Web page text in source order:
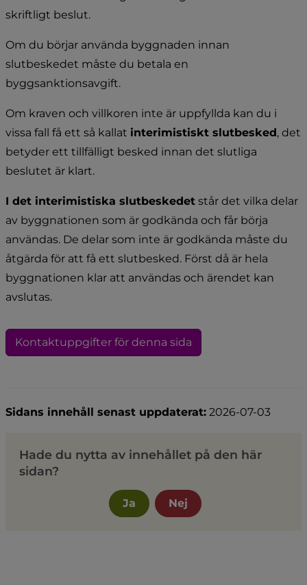
skriftligt beslut.
Om du börjar använda byggnaden innan
slutbeskedet måste du betala en
byggsanktionsavgift.
Om kraven och villkoren inte är uppfyllda kan du i
vissa fall få ett så kallat interimistiskt slutbesked, det
betyder ett tillfälligt besked innan det slutliga
beslutet är klart.
I det interimistiska slutbeskedet står det vilka delar
av byggnationen som är godkända och får börja
användas. De delar som inte är godkända måste du
åtgärda för att få ett slutbesked. Först då är hela
byggnationen klar att användas och ärendet kan
avslutas.
Kontaktuppgifter för denna sida
Sidans innehåll senast uppdaterat: 2026-07-03
Hade du nytta av innehållet på den här
sidan?
Ja Nej